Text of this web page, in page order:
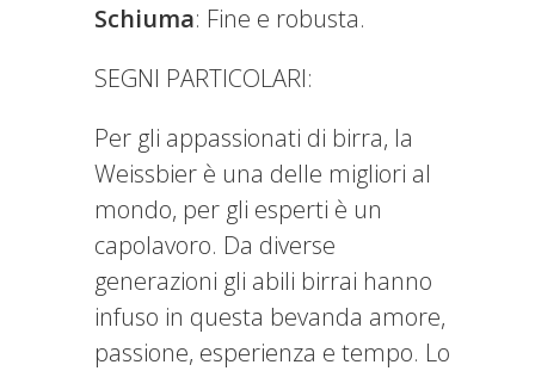
Schiuma: Fine e robusta.
SEGNI PARTICOLARI:
Per gli appassionati di birra, la
Weissbier è una delle migliori al
mondo, per gli esperti è un
capolavoro. Da diverse
generazioni gli abili birrai hanno
infuso in questa bevanda amore,
passione, esperienza e tempo. Lo